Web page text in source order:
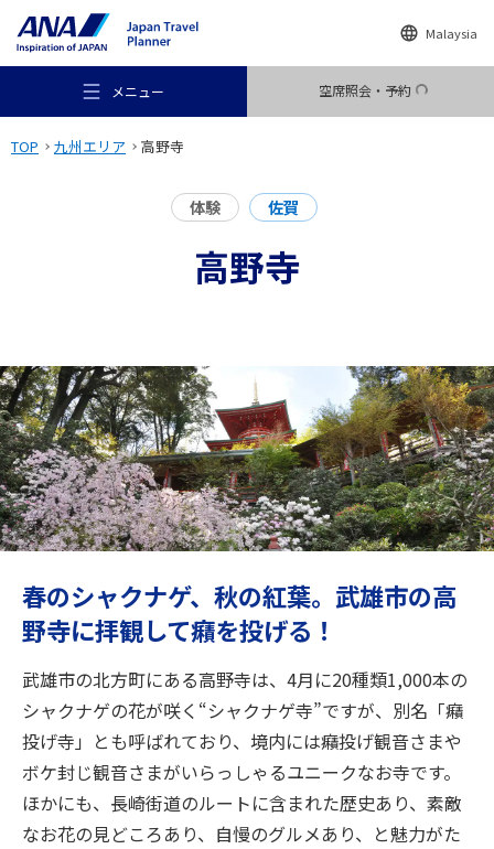
Malaysia
メニュー 空席照会・予約
行き先
旅のお役立ち情報
閉じる
TOP 九州エリア 高野寺
体験 佐賀
高野寺
春のシャクナゲ、秋の紅葉。武雄市の高
野寺に拝観して癪を投げる！
武雄市の北方町にある高野寺は、4月に20種類1,000本の
シャクナゲの花が咲く“シャクナゲ寺”ですが、別名「癪
投げ寺」とも呼ばれており、境内には癪投げ観音さまや
ボケ封じ観音さまがいらっしゃるユニークなお寺です。
ほかにも、長崎街道のルートに含まれた歴史あり、素敵
なお花の見どころあり、自慢のグルメあり、と魅力がた